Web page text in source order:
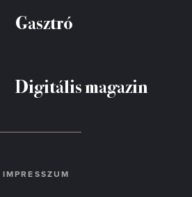
Gasztró
Digitális magazin
IMPRESSZUM